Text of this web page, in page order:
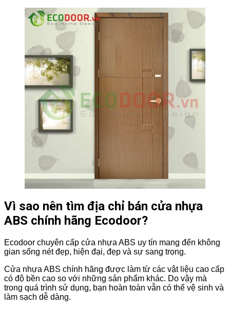
Vì sao nên tìm địa chỉ bán cửa nhựa
ABS chính hãng Ecodoor?
Ecodoor chuyên cấp cửa nhựa ABS uy tín mang đến không
gian sống nét đẹp, hiện đại, đẹp và sự sang trọng.
Cửa nhựa ABS chính hãng được làm từ các vật liệu cao cấp
có độ bền cao so với những sản phẩm khác. Do vậy mà
trong quá trình sử dụng, bạn hoàn toàn vẫn có thể vệ sinh và
làm sạch dễ dàng.